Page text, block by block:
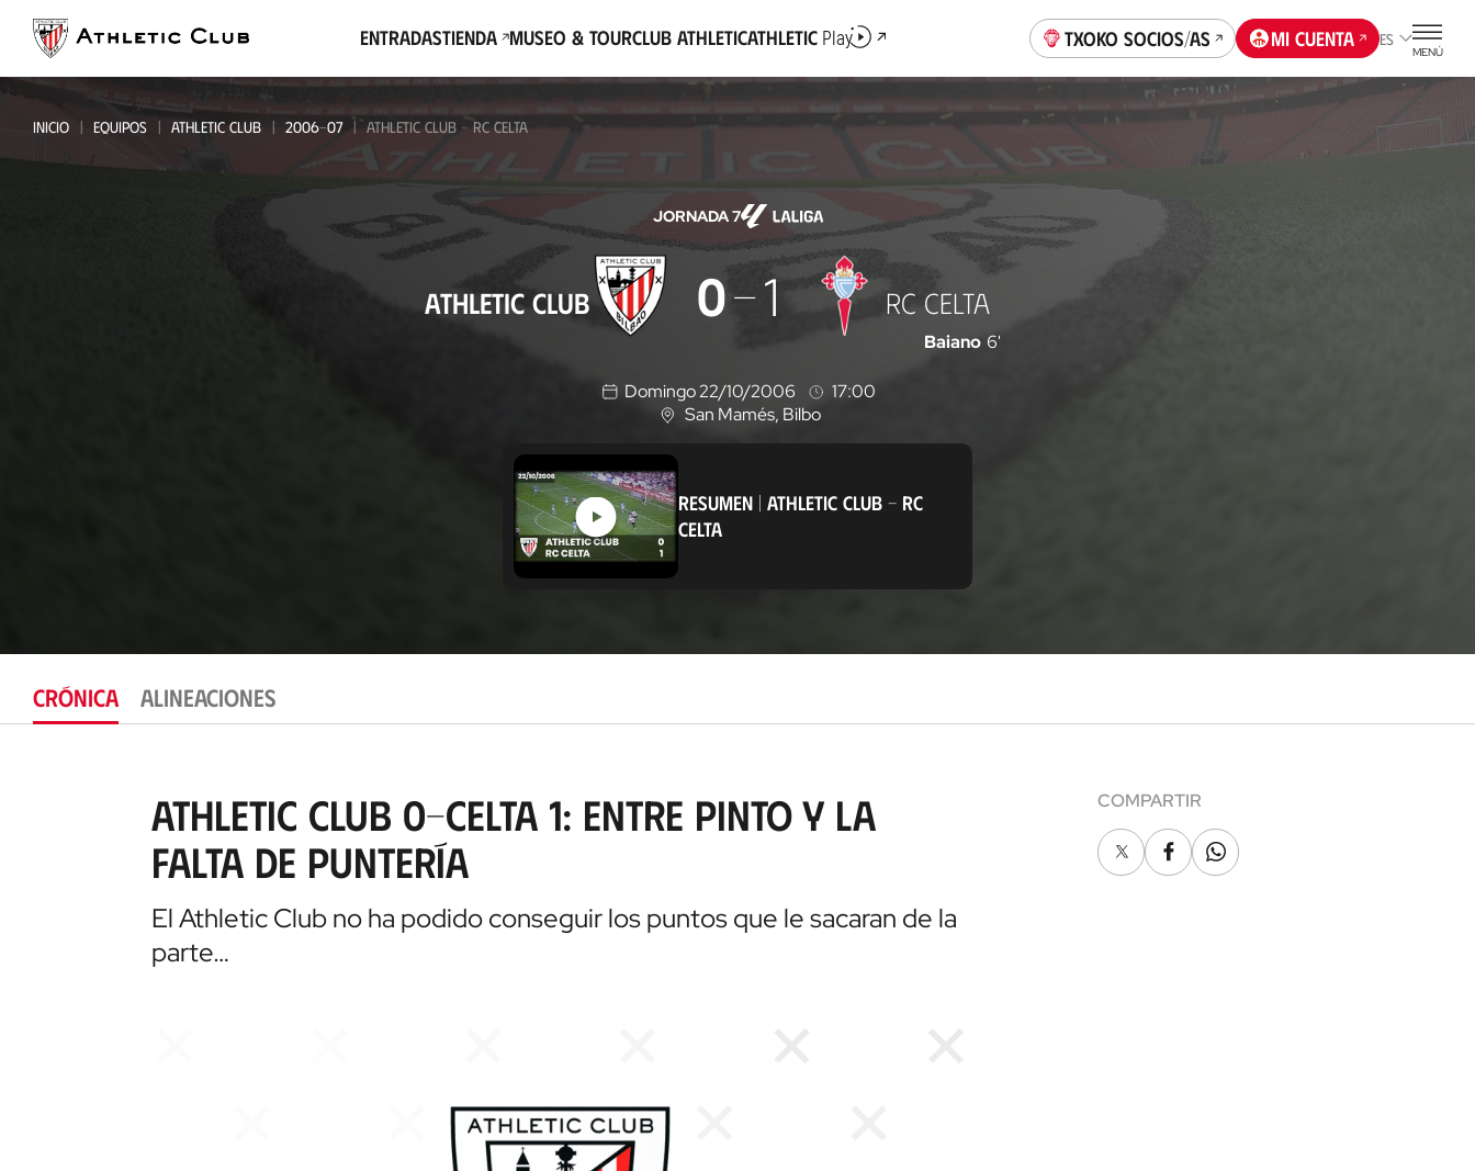
contenido
principal
EntradasTienda Museo & TourClub AthleticAthletic Play Txoko socios/as Mi cuenta ES
MENÚ
INICIO EQUIPOS ATHLETIC CLUB 2006-07 ATHLETIC CLUB - RC CELTA
JORNADA 7
ATHLETIC CLUB 0 1 RC CELTA
Baiano 6'
Domingo 22/10/2006
17:00
U
b
a
San Mamés, Bilbo
RESUMEN | ATHLETIC CLUB - RC
CELTA
CRÓNICA ALINEACIONES
Athletic Club 0-Celta 1: Entre Pinto y la
falta de puntería
El Athletic Club no ha podido conseguir los puntos que le sacaran de la
parte…
COMPARTIR
X FacebookWhatsapp